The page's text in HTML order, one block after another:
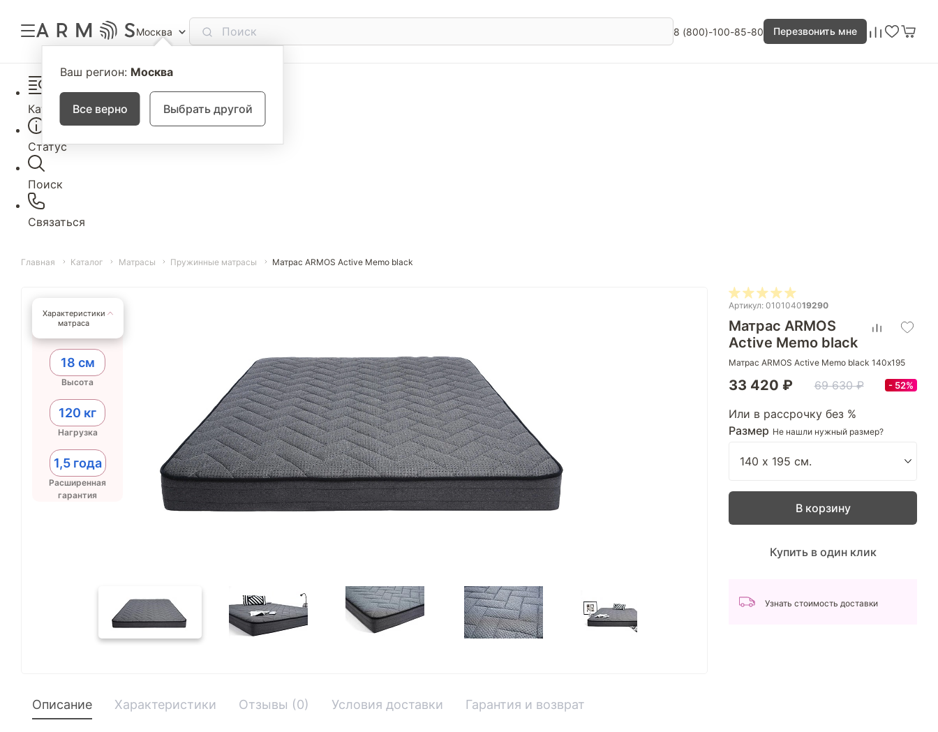
Москва
Ваш регион: Москва
Все верно Выбрать другой
8 (800)-100-85-80 Перезвонить мне
Каталог
Статус
Поиск
Связаться
Главная Каталог Матрасы Пружинные матрасы Матрас ARMOS Active Memo black
Характеристики
матраса
18 см
Высота
120 кг
Нагрузка
1,5 года
Расширенная
гарантия
Артикул: 010104019290
Матрас ARMOS
Active Memo black
Матрас ARMOS Active Memo black 140х195
33 420 ₽ 69 630 ₽ 52%
Или в рассрочку без %
Размер Не нашли нужный размер?
В корзину
Купить в один клик
Узнать стоимость доставки
Описание Характеристики Отзывы (0) Условия доставки Гарантия и возврат